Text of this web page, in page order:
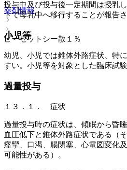
薬剤情報
ピーゼットシー散１％
投与中及び投与後一定期間は授乳
トで母乳中へ移行することが報告さ
小児等
幼児、小児では錐体外路症状、特
すい。小児等を対象とした臨床試
過量投与
１３．１． 症状
過量投与時の症状は、傾眠から昏
血圧低下と錐体外路症状である（
痙攣、口渇、腸閉塞、心電図変化
可能性がある）。